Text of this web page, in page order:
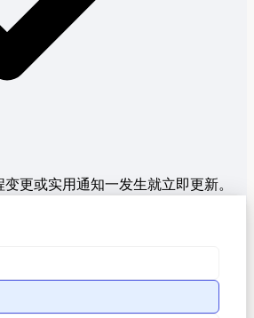
更或实用通知一发生就立即更新。